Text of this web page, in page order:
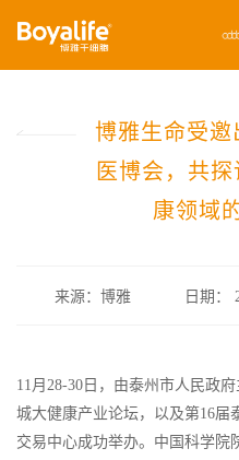
首页 关于博雅干细胞
博雅生命受邀出席第16届泰州
博雅生命受邀
医博会，共
康领域
来源：博雅 日期：
11月28-30日，由泰州市人民政
城大健康产业论坛，以及第16届
交易中心成功举办。中国科学院